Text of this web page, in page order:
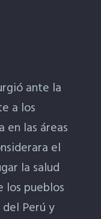
ante la
a los
en las áreas
el
la salud
los pueblos
Perú y